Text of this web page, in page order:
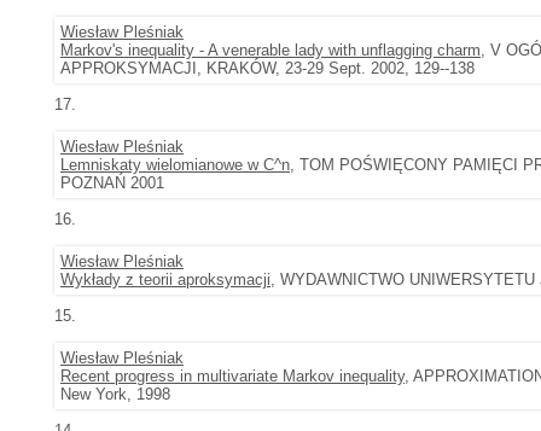
Wiesław Pleśniak
Markov's inequality - A venerable lady with unflagging charm, V
APPROKSYMACJI, KRAKÓW, 23-29 Sept. 2002, 129--138
17.
Wiesław Pleśniak
Lemniskaty wielomianowe w C^n, TOM POŚWIĘCONY PAMIĘCI
POZNAŃ 2001
16.
Wiesław Pleśniak
Wykłady z teorii aproksymacji, WYDAWNICTWO
15.
Wiesław Pleśniak
Recent progress in multivariate Markov inequality,
New York, 1998